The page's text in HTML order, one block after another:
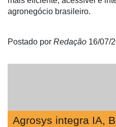
Néctar
Way
CHB
agronegócio brasileiro.
Postado por Redação 16/07/
Agrosys integra IA,